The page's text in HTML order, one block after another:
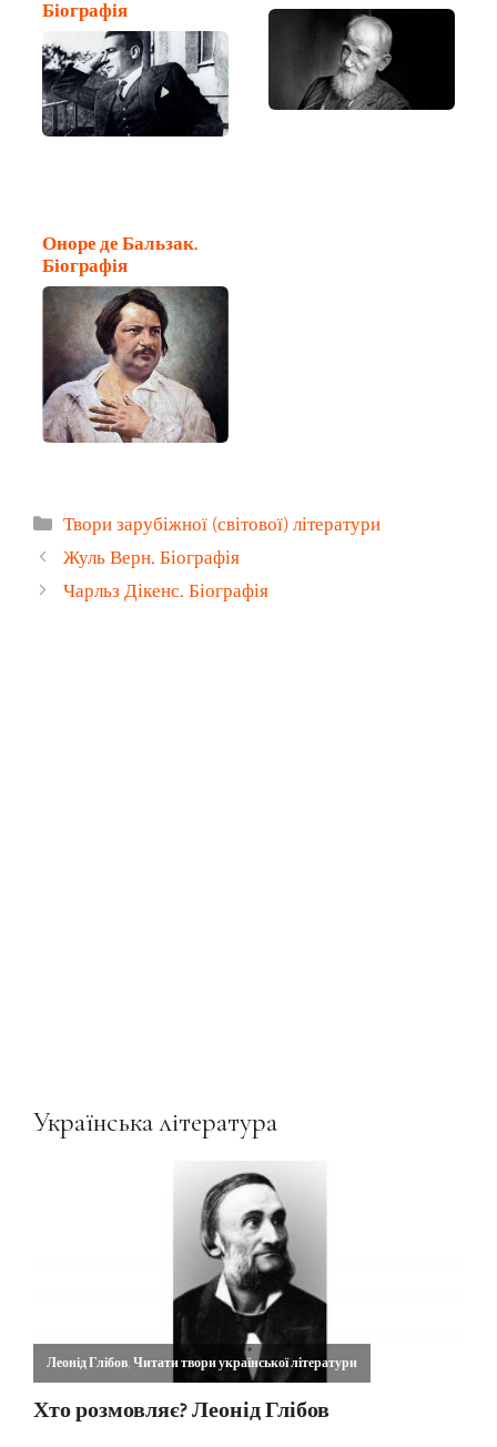
Біографія
Оноре де Бальзак.
Біографія
Категорії
Твори зарубіжної (світової) літератури
Жуль Верн. Біографія
Чарльз Дікенс. Біографія
Українська література